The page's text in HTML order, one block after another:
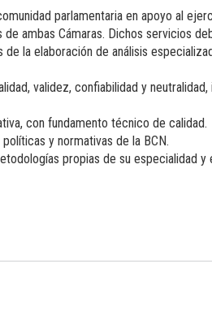
parlamentaria en apoyo al
ambas Cámaras. Dichos servicios
la elaboración de análisis
validez, confiabilidad y
con fundamento técnico de calidad.
y normativas de la BCN.
propias de su especialidad y